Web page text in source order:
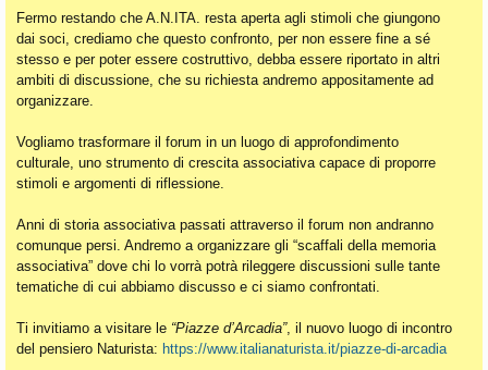
Fermo restando che A.N.ITA. resta aperta agli stimoli che giungono
dai soci, crediamo che questo confronto, per non essere fine a sé
stesso e per poter essere costruttivo, debba essere riportato in altri
ambiti di discussione, che su richiesta andremo appositamente ad
organizzare.
Vogliamo trasformare il forum in un luogo di approfondimento
culturale, uno strumento di crescita associativa capace di proporre
stimoli e argomenti di riflessione.
Anni di storia associativa passati attraverso il forum non andranno
comunque persi. Andremo a organizzare gli “scaffali della memoria
associativa” dove chi lo vorrà potrà rileggere discussioni sulle tante
tematiche di cui abbiamo discusso e ci siamo confrontati.
Ti invitiamo a visitare le “Piazze d’Arcadia”, il nuovo luogo di incontro
del pensiero Naturista: https://www.italianaturista.it/piazze-di-arcadia